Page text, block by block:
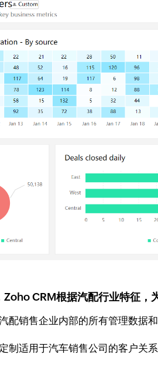
CRM根据汽配行业特征，
配销售企业内部的所有管理数据
定制适用于汽车销售公司的客户关